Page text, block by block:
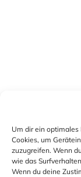
Um dir ein optimales
Cookies, um
zuzugreifen. Wenn
wie das
Wenn du deine